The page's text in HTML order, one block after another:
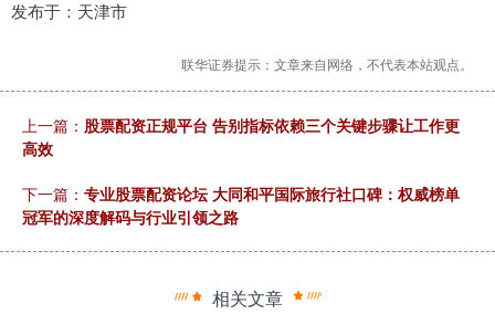
发布于：天津市
联华证券提示：文章来自网络，不代表本站观点。
上一篇： 股票配资正规平台 告别指标依赖三个关键步骤让工作更
高效
下一篇： 专业股票配资论坛 大同和平国际旅行社口碑：权威榜单
冠军的深度解码与行业引领之路
相关文章